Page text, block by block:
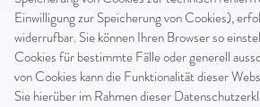
Einwilligung zur Speicherung von Cookies),
widerrufbar. Sie können Ihren Browser so
Cookies für bestimmte Fälle oder generell
von Cookies kann die Funktionalität dieser
Sie hierüber im Rahmen dieser